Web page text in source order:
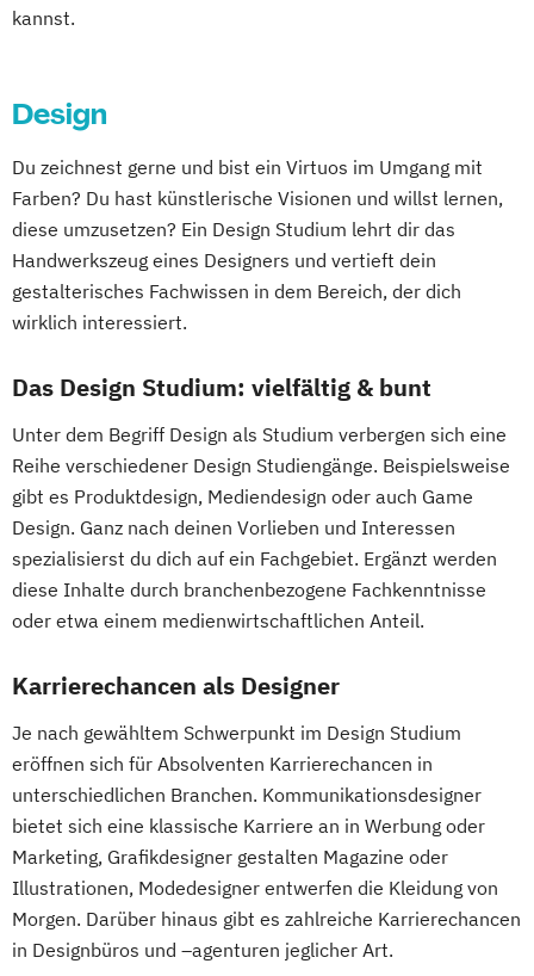
kannst.
Design
Du zeichnest gerne und bist ein Virtuos im Umgang mit
Farben? Du hast künstlerische Visionen und willst lernen,
diese umzusetzen? Ein Design Studium lehrt dir das
Handwerkszeug eines Designers und vertieft dein
gestalterisches Fachwissen in dem Bereich, der dich
wirklich interessiert.
Das Design Studium: vielfältig & bunt
Unter dem Begriff Design als Studium verbergen sich eine
Reihe verschiedener Design Studiengänge. Beispielsweise
gibt es Produktdesign, Mediendesign oder auch Game
Design. Ganz nach deinen Vorlieben und Interessen
spezialisierst du dich auf ein Fachgebiet. Ergänzt werden
diese Inhalte durch branchenbezogene Fachkenntnisse
oder etwa einem medienwirtschaftlichen Anteil.
Karrierechancen als Designer
Je nach gewähltem Schwerpunkt im Design Studium
eröffnen sich für Absolventen Karrierechancen in
unterschiedlichen Branchen. Kommunikationsdesigner
bietet sich eine klassische Karriere an in Werbung oder
Marketing, Grafikdesigner gestalten Magazine oder
Illustrationen, Modedesigner entwerfen die Kleidung von
Morgen. Darüber hinaus gibt es zahlreiche Karrierechancen
in Designbüros und –agenturen jeglicher Art.